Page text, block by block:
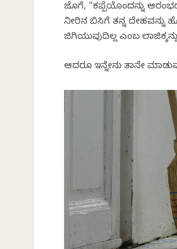
ಜೊತೆಗೆ, “ಕಪ್ಪೆಯೊಂದನ್ನು
ನೀರಿನ ಬಿಸಿಗೆ ತನ್ನ ದೇಹವನ್ನು
ಜಿಗಿಯುವುದಿಲ್ಲ ಎಂಬ
ಆದರೂ ಇನ್ನೇನು ತಾನೇ